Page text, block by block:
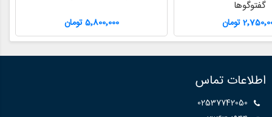
گفتوگوها
تومان 5٬800٬000 تومان
اطلاعات تماس
02537742050